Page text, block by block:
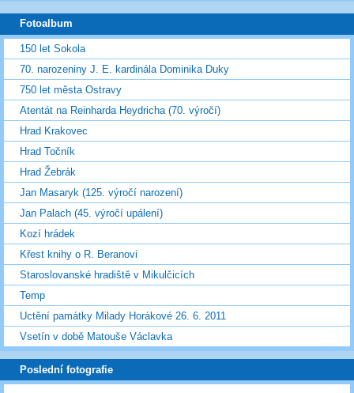
Fotoalbum
150 let Sokola
70. narozeniny J. E. kardinála Dominika Duky
750 let města Ostravy
Atentát na Reinharda Heydricha (70. výročí)
Hrad Krakovec
Hrad Točník
Hrad Žebrák
Jan Masaryk (125. výročí narození)
Jan Palach (45. výročí upálení)
Kozí hrádek
Křest knihy o R. Beranovi
Staroslovanské hradiště v Mikulčicích
Temp
Uctění památky Milady Horákové 26. 6. 2011
Vsetín v době Matouše Václavka
Poslední fotografie